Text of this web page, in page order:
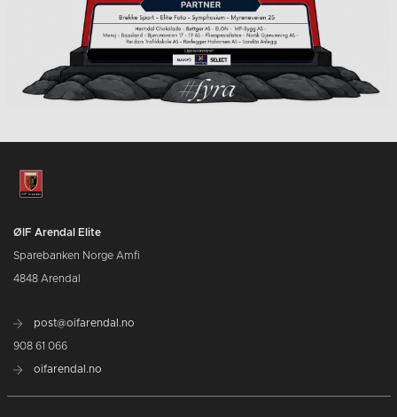
ØIF Arendal Elite
Sparebanken Norge Amfi
4848 Arendal
post@oifarendal.no
908 61 066
oifarendal.no